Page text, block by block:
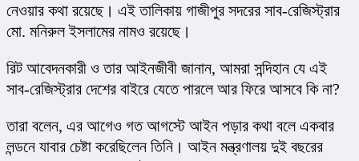
নেওয়ার কথা রয়েছে। এই তালিকায় গাজীপুর সদরের সাব-রেজিস্ট্রার
মো. মনিরুল ইসলামের নামও রয়েছে।
রিট আবেদনকারী ও তার আইনজীবী জানান, আমরা সন্দিহান যে এই
সাব-রেজিস্ট্রার দেশের বাইরে যেতে পারলে আর ফিরে আসবে কি না?
তারা বলেন, এর আগেও গত আগস্টে আইন পড়ার কথা বলে একবার
লন্ডনে যাবার চেষ্টা করেছিলেন তিনি। আইন মন্ত্রণালয় দুই বছরের